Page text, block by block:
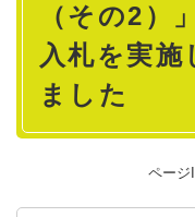
（その2）
入札を実
ました
ページ